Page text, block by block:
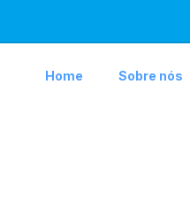
Home Sobre nós